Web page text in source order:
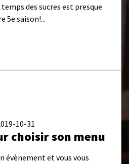
des sucres est presque
5e saison!...
10-31
choisir son menu
évènement et vous vous